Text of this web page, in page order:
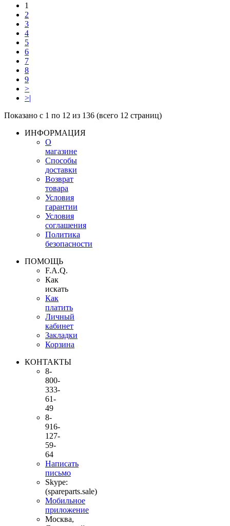
1
2
3
4
5
6
7
8
9
>
>|
Показано с 1 по 12 из 136 (всего 12 страниц)
ИНФОРМАЦИЯ
О
магазине
Способы
доставки
Возврат
товара
Условия
гарантии
Условия
соглашения
Политика
безопасности
ПОМОЩЬ
F.A.Q.
Как
искать
Как
платить
Личный
кабинет
Закладки
Корзина
КОНТАКТЫ
8-
800-
333-
61-
49
8-
916-
127-
59-
64
Написать
письмо
Skype:
(spareparts.sale)
Мобильное
приложение
Москва,